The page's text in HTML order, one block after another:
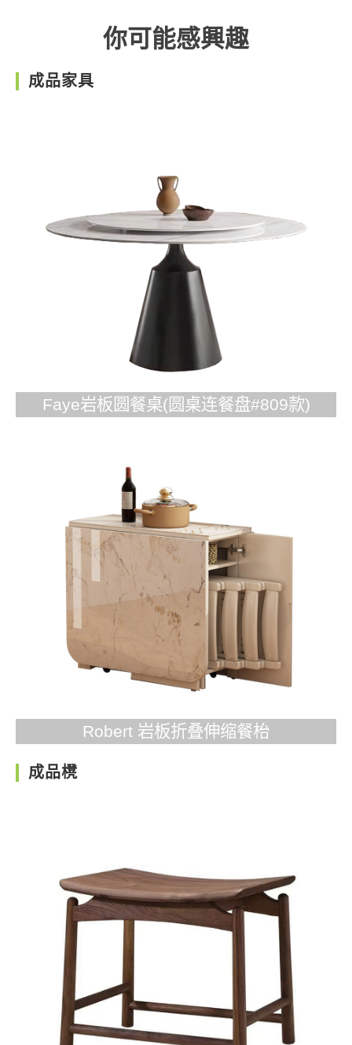
你可能感興趣
成品家具
Faye岩板圆餐桌(圆桌连餐盘#809款)
Robert 岩板折叠伸缩餐枱
成品櫈